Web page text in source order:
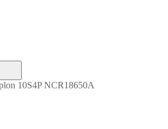
10S4P NCR18650A